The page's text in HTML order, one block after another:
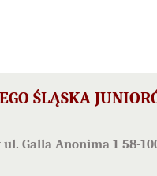
ŚLĄSKA
Galla Anonima 1 58-